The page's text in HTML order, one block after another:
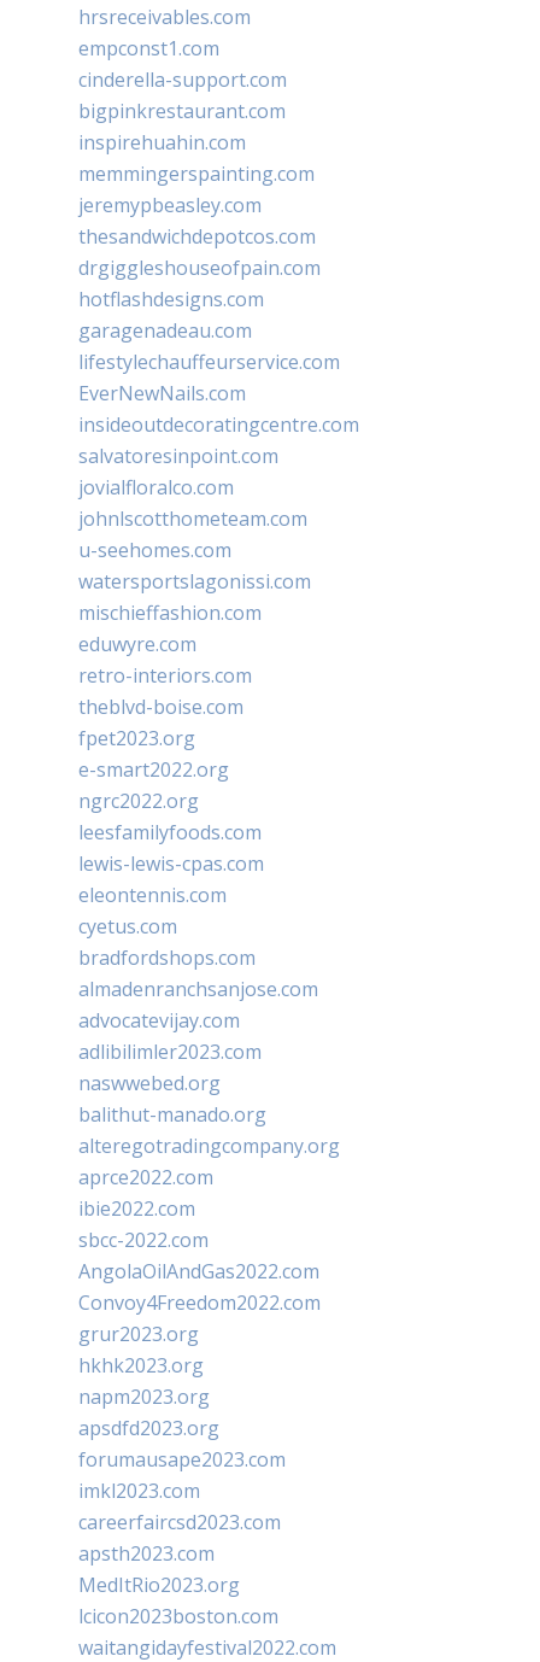
hrsreceivables.com
empconst1.com
cinderella-support.com
bigpinkrestaurant.com
inspirehuahin.com
memmingerspainting.com
jeremypbeasley.com
thesandwichdepotcos.com
drgiggleshouseofpain.com
hotflashdesigns.com
garagenadeau.com
lifestylechauffeurservice.com
EverNewNails.com
insideoutdecoratingcentre.com
salvatoresinpoint.com
jovialfloralco.com
johnlscotthometeam.com
u-seehomes.com
watersportslagonissi.com
mischieffashion.com
eduwyre.com
retro-interiors.com
theblvd-boise.com
fpet2023.org
e-smart2022.org
ngrc2022.org
leesfamilyfoods.com
lewis-lewis-cpas.com
eleontennis.com
cyetus.com
bradfordshops.com
almadenranchsanjose.com
advocatevijay.com
adlibilimler2023.com
naswwebed.org
balithut-manado.org
alteregotradingcompany.org
aprce2022.com
ibie2022.com
sbcc-2022.com
AngolaOilAndGas2022.com
Convoy4Freedom2022.com
grur2023.org
hkhk2023.org
napm2023.org
apsdfd2023.org
forumausape2023.com
imkl2023.com
careerfaircsd2023.com
apsth2023.com
MedItRio2023.org
lcicon2023boston.com
waitangidayfestival2022.com